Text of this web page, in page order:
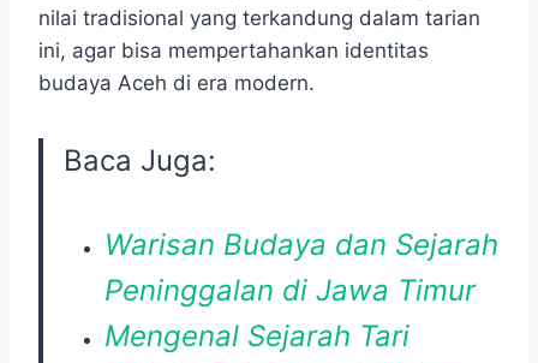
nilai tradisional yang terkandung dalam tarian
ini, agar bisa mempertahankan identitas
budaya Aceh di era modern.
Baca Juga:
Warisan Budaya dan Sejarah
Peninggalan di Jawa Timur
Mengenal Sejarah Tari